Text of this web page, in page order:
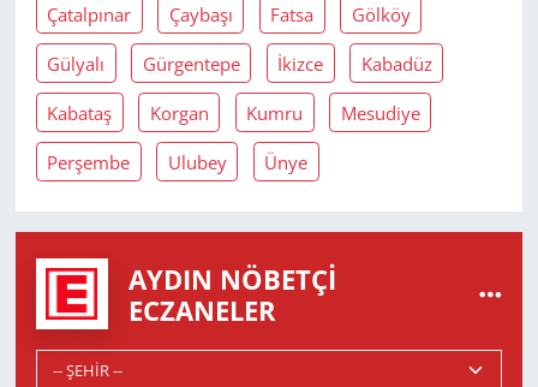
Çatalpınar Çaybaşı Fatsa Gölköy
Gülyalı Gürgentepe İkizce Kabadüz
Kabataş Korgan Kumru Mesudiye
Perşembe Ulubey Ünye
AYDIN NÖBETÇI
ECZANELER